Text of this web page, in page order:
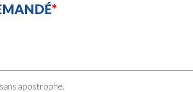
apostrophe.